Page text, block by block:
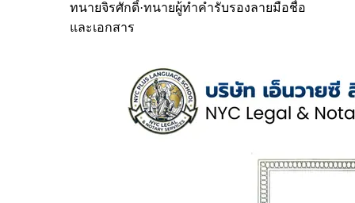
ทนายจิรศักดิ์·ทนายผู้ทำคำรับรองลายมือชื่อ
และเอกสาร